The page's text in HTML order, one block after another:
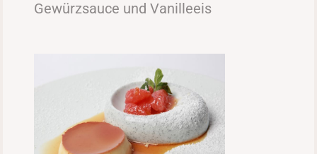
Gewürzsauce und Vanilleeis